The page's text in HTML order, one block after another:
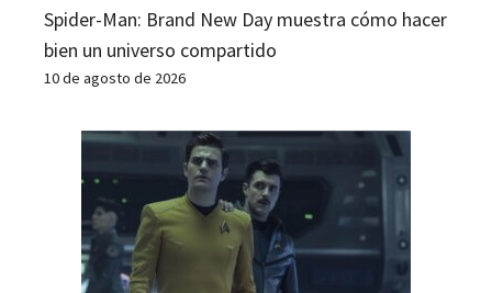
Spider-Man: Brand New Day muestra cómo hacer
bien un universo compartido
10 de agosto de 2026